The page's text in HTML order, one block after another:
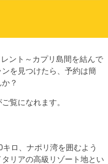
ント～カプリ島間を結んで
を見つけたら、予約は簡
？
覧になれます。
ロ、ナポリ湾を囲むよう
リアの高級リゾート地とい